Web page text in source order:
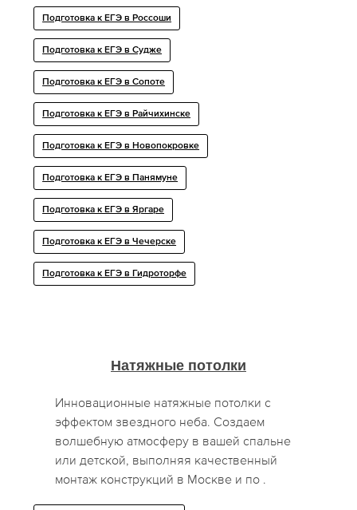
Подготовка к ЕГЭ в Россоши
Подготовка к ЕГЭ в Судже
Подготовка к ЕГЭ в Сопоте
Подготовка к ЕГЭ в Райчихинске
Подготовка к ЕГЭ в Новопокровке
Подготовка к ЕГЭ в Панямуне
Подготовка к ЕГЭ в Яргаре
Подготовка к ЕГЭ в Чечерске
Подготовка к ЕГЭ в Гидроторфе
Натяжные потолки
Инновационные натяжные потолки с
эффектом звездного неба. Создаем
волшебную атмосферу в вашей спальне
или детской, выполняя качественный
монтаж конструкций в Москве и по .